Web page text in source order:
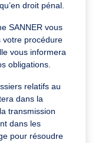
droit pénal.
SANNER vous
votre procédure
vous informera
obligations.
relatifs au
dans la
transmission
dans les
pour résoudre